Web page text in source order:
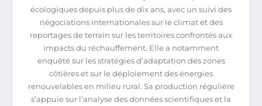
écologiques depuis plus de dix ans, avec un suivi des
négociations internationales sur le climat et des
reportages de terrain sur les territoires confrontés aux
impacts du réchauffement. Elle a notamment
enquêté sur les stratégies d’adaptation des zones
côtières et sur le déploiement des énergies
renouvelables en milieu rural. Sa production régulière
s’appuie sur l’analyse des données scientifiques et la